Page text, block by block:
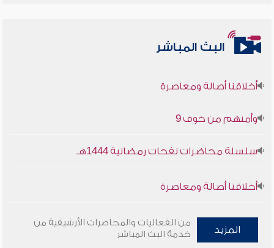
البث المباشر
سلسلة محاضرات نفحات رمضانية 1444هـ
المزيد
من الفعاليات والمحاضرات الأرشيفية من
خدمة البث المباشر